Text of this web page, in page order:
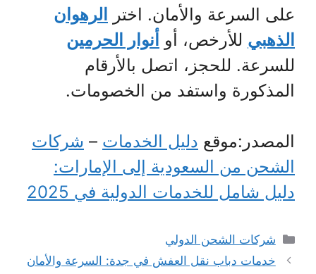
على السرعة والأمان. اختر
الرهوان
الذهبي للأرخص، أو أنوار الحرمين
للسرعة. للحجز، اتصل بالأرقام
المذكورة واستفد من الخصومات.
المصدر:موقع دليل الخدمات – شركات
الشحن من السعودية إلى الإمارات:
دليل شامل للخدمات الدولية في 2025
التصنيفات
شركات الشحن الدولي
خدمات دباب نقل العفش في جدة: السرعة والأمان